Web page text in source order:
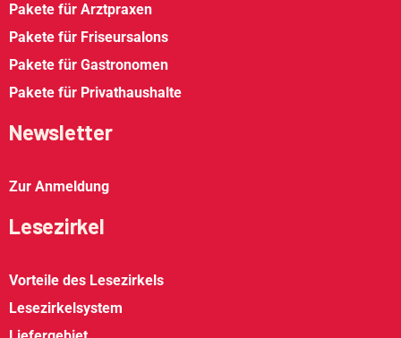
Pakete für Arztpraxen
Pakete für Friseursalons
Pakete für Gastronomen
Pakete für Privathaushalte
Newsletter
Zur Anmeldung
Lesezirkel
Vorteile des Lesezirkels
Lesezirkelsystem